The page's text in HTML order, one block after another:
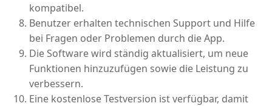
kompatibel.
Benutzer erhalten technischen Support und Hilfe
bei Fragen oder Problemen durch die App.
Die Software wird ständig aktualisiert, um neue
Funktionen hinzuzufügen sowie die Leistung zu
verbessern.
Eine kostenlose Testversion ist verfügbar, damit